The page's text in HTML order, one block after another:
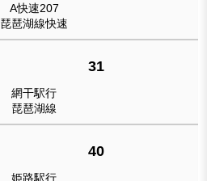
A快速207
琵琶湖線快速
31
網干駅行
琵琶湖線
40
姫路駅行